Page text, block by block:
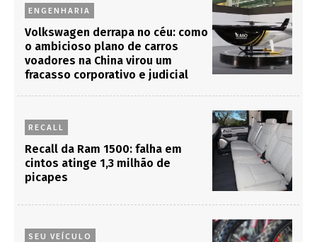
ENGENHARIA
Volkswagen derrapa no céu: como
o ambicioso plano de carros
voadores na China virou um
fracasso corporativo e judicial
RECALL
Recall da Ram 1500: falha em
cintos atinge 1,3 milhão de
picapes
SEU VEÍCULO